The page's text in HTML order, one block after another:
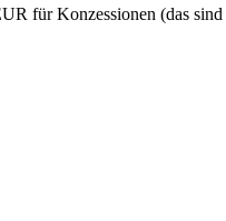
für Konzessionen (das